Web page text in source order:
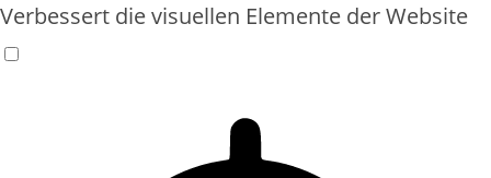
Verbessert die visuellen Elemente der Website